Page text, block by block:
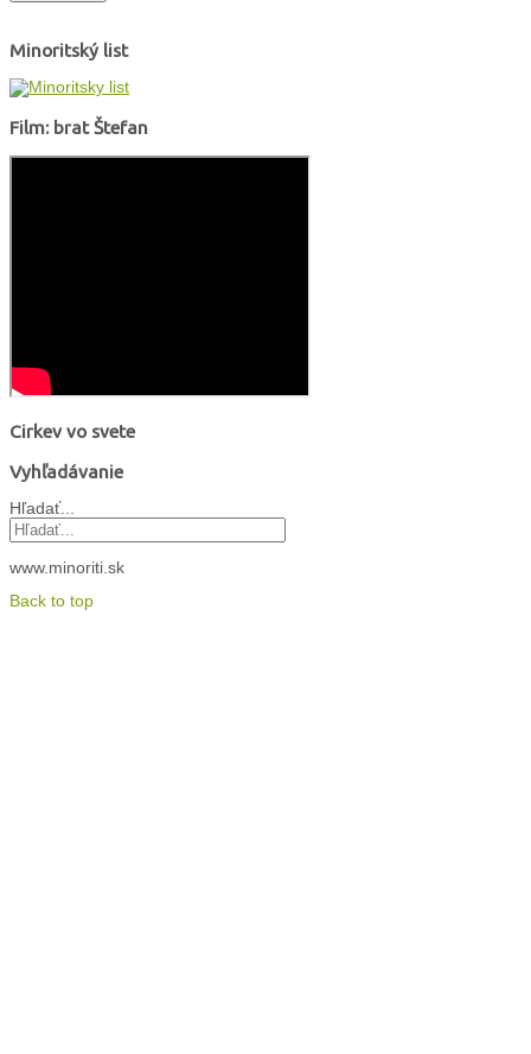
Minoritský list
Film: brat Štefan
Cirkev vo svete
Vyhľadávanie
Hľadať...
www.minoriti.sk
Back to top